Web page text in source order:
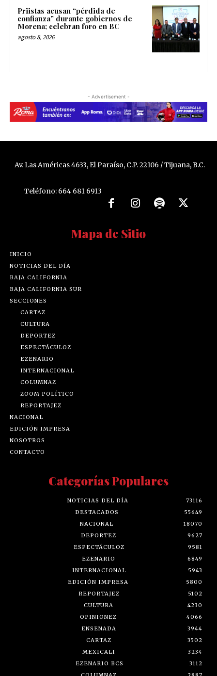
Priistas acusan “pérdida de
confianza” durante gobiernos de
Morena; celebran foro en BC
agosto 8, 2026
- Advertisement -
Av. Las Américas 4633, El Paraíso, C.P. 22106 / Tijuana, B.C.
Teléfono: 664 681 6913
Mapa de Sitio
INICIO
NOTICIAS DEL DÍA
BAJA CALIFORNIA
BAJA CALIFORNIA SUR
SECCIONES
CARTAZ
CULTURA
DEPORTEZ
ESPECTÁCULOZ
EZENARIO
INTERNACIONAL
COLUMNAZ
ZOOM POLÍTICO
REPORTAJEZ
NACIONAL
EDICIÓN IMPRESA
NOSOTROS
CONTACTO
Categorías Populares
NOTICIAS DEL DÍA
73116
DESTACADOS
55649
NACIONAL
18070
DEPORTEZ
9627
ESPECTÁCULOZ
9581
EZENARIO
6849
INTERNACIONAL
5943
EDICIÓN IMPRESA
5800
REPORTAJEZ
5102
CULTURA
4230
OPINIONEZ
4066
ENSENADA
3944
CARTAZ
3502
MEXICALI
3234
EZENARIO BCS
3112